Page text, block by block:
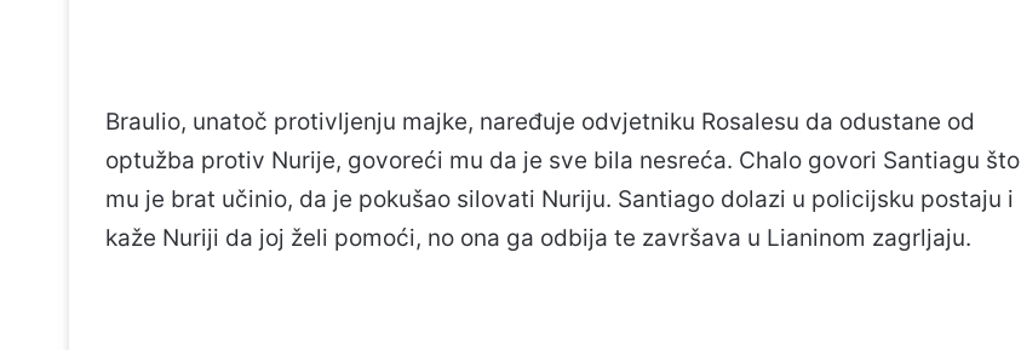
Braulio, unatoč protivljenju majke, naređuje odvjetniku Rosalesu da odustane od
optužba protiv Nurije, govoreći mu da je sve bila nesreća. Chalo govori Santiagu što
mu je brat učinio, da je pokušao silovati Nuriju. Santiago dolazi u policijsku postaju i
kaže Nuriji da joj želi pomoći, no ona ga odbija te završava u Lianinom zagrljaju.